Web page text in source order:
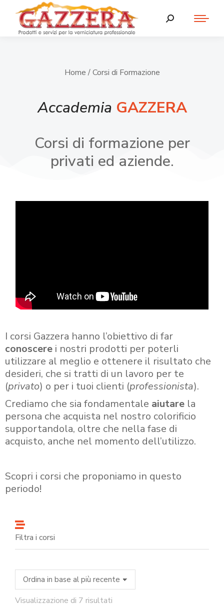
Home / Corsi di Formazione
Accademia GAZZERA
Corsi di formazione per
privati ed aziende.
I corsi Gazzera hanno l’obiettivo di far
conoscere i nostri prodotti per poterli
utilizzare al meglio e ottenere il risultato che
desideri, che si tratti di un lavoro per te
(privato) o per i tuoi clienti (professionista).
Crediamo che sia fondamentale aiutare la
persona che acquista nel nostro colorificio
supportandola, oltre che nella fase di
acquisto, anche nel momento dell’utilizzo.
Scopri i corsi che proponiamo in questo
periodo!
Filtra i corsi
Visualizzazione di 7 risultati